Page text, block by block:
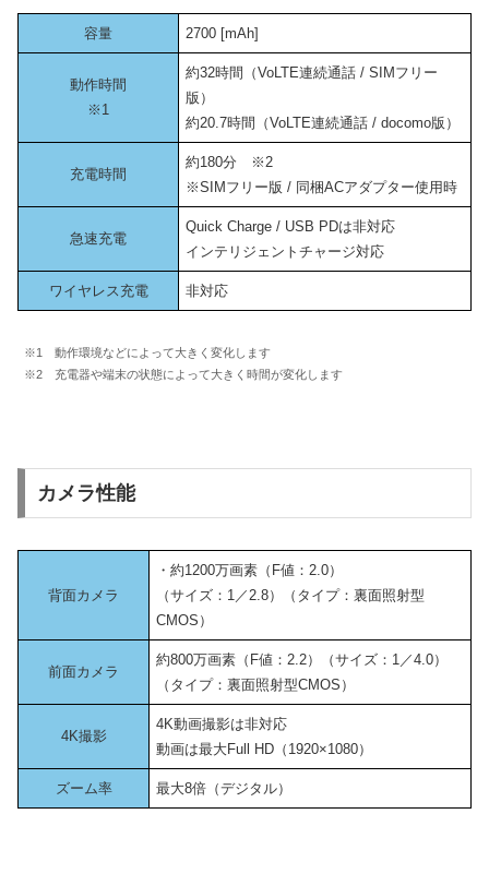
容量 2700 [mAh]
動作時間
※1
約32時間（VoLTE連続通話 / SIMフリー
版）
約20.7時間（VoLTE連続通話 / docomo版）
充電時間
約180分 ※2
※SIMフリー版 / 同梱ACアダプター使用時
急速充電
Quick Charge / USB PDは非対応
インテリジェントチャージ対応
ワイヤレス充電 非対応
※1 動作環境などによって大きく変化します
※2 充電器や端末の状態によって大きく時間が変化します
カメラ性能
背面カメラ
・約1200万画素（F値：2.0）
（サイズ：1／2.8）（タイプ：裏面照射型
CMOS）
前面カメラ
約800万画素（F値：2.2）（サイズ：1／4.0）
（タイプ：裏面照射型CMOS）
4K撮影
4K動画撮影は非対応
動画は最大Full HD（1920×1080）
ズーム率 最大8倍（デジタル）